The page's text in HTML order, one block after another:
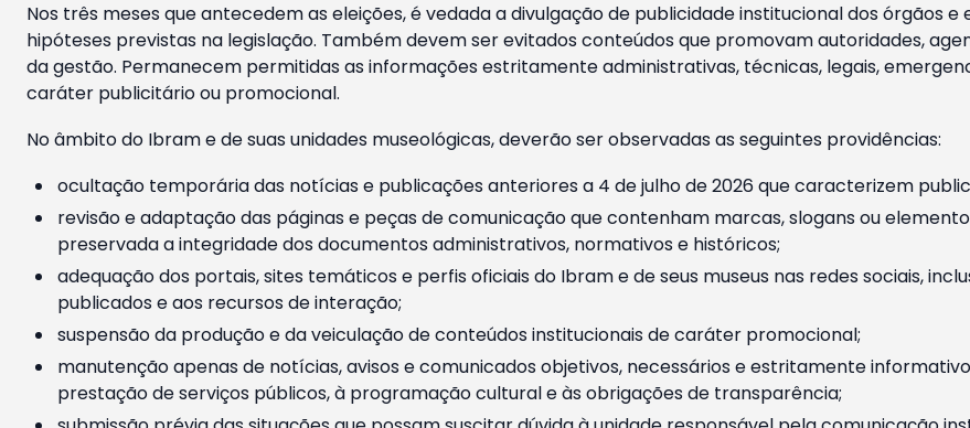
Nos três meses que antecedem as eleições, é vedada a divulgação de publicidade institucional dos órgãos
hipóteses previstas na legislação. Também devem ser evitados conteúdos que promovam autoridades,
da gestão. Permanecem permitidas as informações estritamente administrativas, técnicas, legais,
caráter publicitário ou promocional.
No âmbito do Ibram e de suas unidades museológicas, deverão ser observadas as seguintes providências:
ocultação temporária das notícias e publicações anteriores a 4 de julho de 2026 que caracterizem
revisão e adaptação das páginas e peças de comunicação que contenham marcas, slogans ou
preservada a integridade dos documentos administrativos, normativos e históricos;
adequação dos portais, sites temáticos e perfis oficiais do Ibram e de seus museus nas redes sociais,
publicados e aos recursos de interação;
suspensão da produção e da veiculação de conteúdos institucionais de caráter promocional;
manutenção apenas de notícias, avisos e comunicados objetivos, necessários e estritamente
prestação de serviços públicos, à programação cultural e às obrigações de transparência;